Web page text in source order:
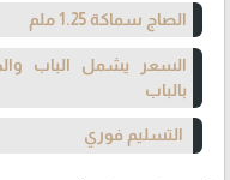
الصاج سماكة 1.25 ملم
السعر يشمل الباب
بالباب
التسليم فوري